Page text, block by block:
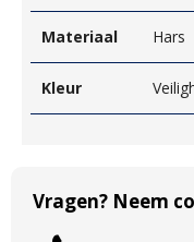
Materiaal Hars
Kleur
Vragen? Neem